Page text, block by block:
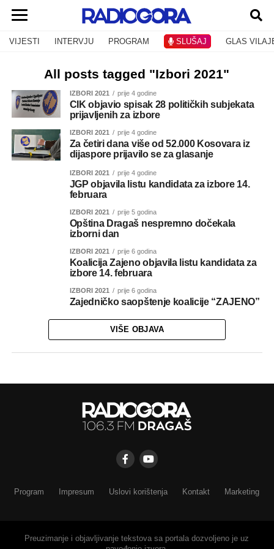
VIJESTI INTERVJU PROGRAM SLUŠAJ GLAS
All posts tagged "Izbori 2021"
IZBORI 2021 prije 4 godine
CIK objavio spisak 28 političkih subjekata
prijavljenih za izbore
IZBORI 2021 prije 4 godine
Za četiri dana više od 52.000 Kosovara iz
dijaspore prijavilo se za glasanje
IZBORI 2021 prije 4 godine
JGP objavila listu kandidata za izbore 14.
februara
IZBORI 2021 prije 5 godina
Opština Dragaš nespremno dočekala
izborni dan
IZBORI 2021 prije 6 godina
Koalicija Zajeno objavila listu kandidata za
izbore 14. februara
IZBORI 2021 prije 6 godina
Zajedničko saopštenje koalicije “ZAJENO”
VIŠE OBJAVA
Program Impresum Uslovi korištenja Kontakt Marketing
Preuzimanje i objavljivanje tekstova sa portala dozvoljeno je uz